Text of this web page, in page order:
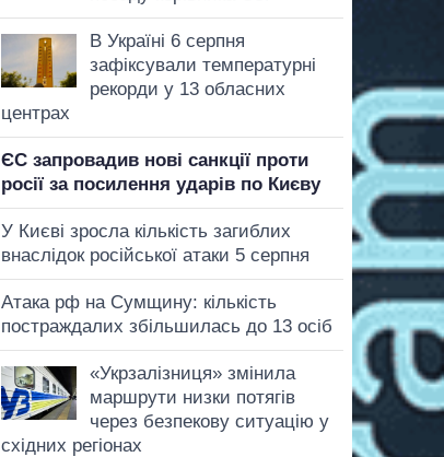
В Україні 6 серпня
зафіксували температурні
рекорди у 13 обласних
центрах
ЄС запровадив нові санкції проти
росії за посилення ударів по Києву
У Києві зросла кількість загиблих
внаслідок російської атаки 5 серпня
Атака рф на Сумщину: кількість
постраждалих збільшилась до 13 осіб
«Укрзалізниця» змінила
маршрути низки потягів
через безпекову ситуацію у
східних регіонах